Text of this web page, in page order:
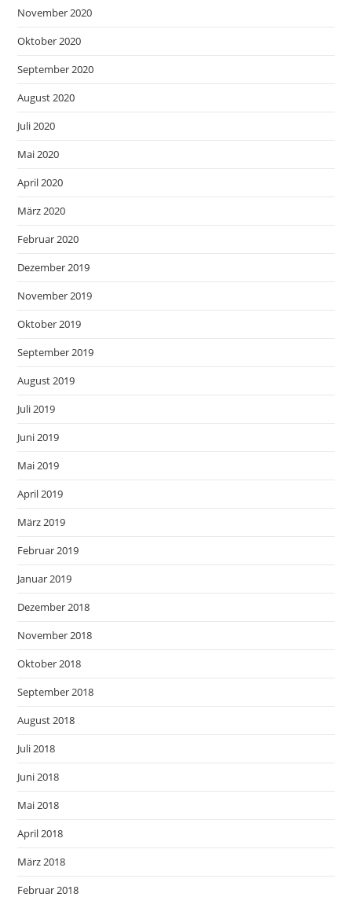
November 2020
Oktober 2020
September 2020
August 2020
Juli 2020
Mai 2020
April 2020
März 2020
Februar 2020
Dezember 2019
November 2019
Oktober 2019
September 2019
August 2019
Juli 2019
Juni 2019
Mai 2019
April 2019
März 2019
Februar 2019
Januar 2019
Dezember 2018
November 2018
Oktober 2018
September 2018
August 2018
Juli 2018
Juni 2018
Mai 2018
April 2018
März 2018
Februar 2018